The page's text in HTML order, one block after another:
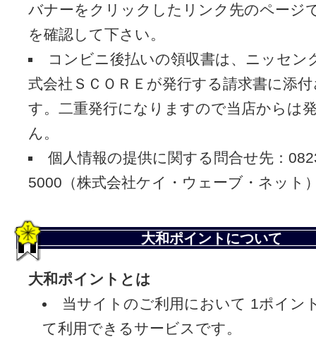
バナーをクリックしたリンク先のページ
を確認して下さい。
コンビニ後払いの領収書は、ニッセン
式会社ＳＣＯＲＥが発行する請求書に添
す。二重発行になりますので当店からは
ん。
個人情報の提供に関する問合せ先：
5000（株式会社ケイ・ウェーブ・ネット
大和ポイントについて
大和ポイントとは
当サイトのご利用において 1ポイン
て利用できるサービスです。